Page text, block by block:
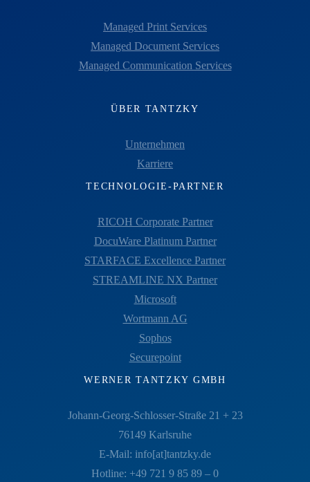
Managed Print Services
Managed Document Services
Managed Communication Services
ÜBER TANTZKY
Unternehmen
Karriere
TECHNOLOGIE-PARTNER
RICOH Corporate Partner
DocuWare Platinum Partner
STARFACE Excellence Partner
STREAMLINE NX Partner
Microsoft
Wortmann AG
Sophos
Securepoint
WERNER TANTZKY GMBH
Johann-Georg-Schlosser-Straße 21 + 23
76149 Karlsruhe
E-Mail: info[at]tantzky.de
Hotline: +49 721 9 85 89 – 0